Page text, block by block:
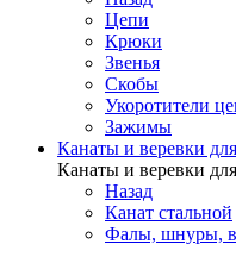
Цепи
Крюки
Звенья
Скобы
Укоротители
Зажимы
Канаты и веревки
Канаты и веревки
Назад
Канат стальной
Фалы, шнуры,